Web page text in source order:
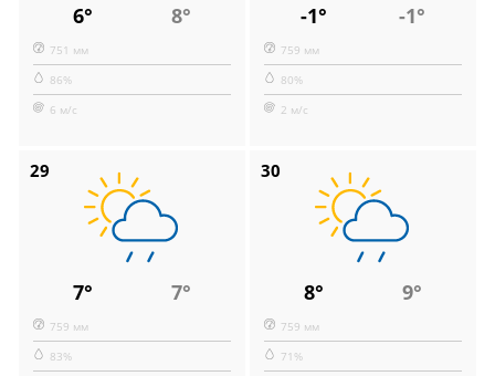
6° 8°
751 мм
86%
6 м/с
-1° -1°
759 мм
80%
2 м/с
29
7° 7°
759 мм
83%
30
8° 9°
759 мм
71%